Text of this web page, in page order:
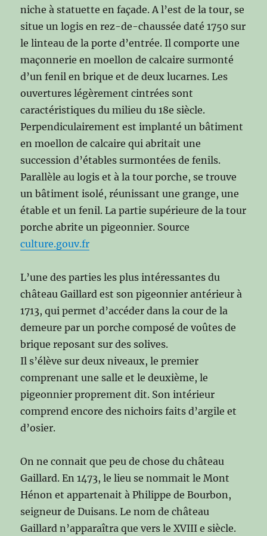
niche à statuette en façade. A l’est de la tour, se
situe un logis en rez-de-chaussée daté 1750 sur
le linteau de la porte d’entrée. Il comporte une
maçonnerie en moellon de calcaire surmonté
d’un fenil en brique et de deux lucarnes. Les
ouvertures légèrement cintrées sont
caractéristiques du milieu du 18e siècle.
Perpendiculairement est implanté un bâtiment
en moellon de calcaire qui abritait une
succession d’étables surmontées de fenils.
Parallèle au logis et à la tour porche, se trouve
un bâtiment isolé, réunissant une grange, une
étable et un fenil. La partie supérieure de la tour
porche abrite un pigeonnier. Source
culture.gouv.fr
L’une des parties les plus intéressantes du
château Gaillard est son pigeonnier antérieur à
1713, qui permet d’accéder dans la cour de la
demeure par un porche composé de voûtes de
brique reposant sur des solives.
Il s’élève sur deux niveaux, le premier
comprenant une salle et le deuxième, le
pigeonnier proprement dit. Son intérieur
comprend encore des nichoirs faits d’argile et
d’osier.
On ne connait que peu de chose du château
Gaillard. En 1473, le lieu se nommait le Mont
Hénon et appartenait à Philippe de Bourbon,
seigneur de Duisans. Le nom de château
Gaillard n’apparaîtra que vers le XVIII e siècle.